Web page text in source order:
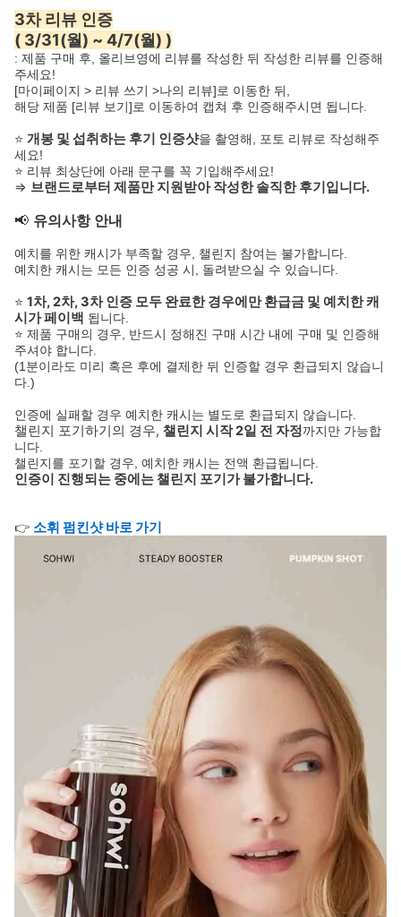
3차 리뷰 인증
( 3/31(월) ~ 4/7(월) )
: 제품 구매 후, 올리브영에 리뷰를 작성한 뒤 작성한 리뷰를 인증해
주세요!
[마이페이지 > 리뷰 쓰기 >나의 리뷰]로 이동한 뒤,
해당 제품 [리뷰 보기]로 이동하여 캡쳐 후 인증해주시면 됩니다.
⭐ 개봉 및 섭취하는 후기 인증샷을 촬영해, 포토 리뷰로 작성해주
세요!
⭐ 리뷰 최상단에 아래 문구를 꼭 기입해주세요!
⇒ 브랜드로부터 제품만 지원받아 작성한 솔직한 후기입니다.
📢 유의사항 안내
예치를 위한 캐시가 부족할 경우, 챌린지 참여는 불가합니다.
예치한 캐시는 모든 인증 성공 시, 돌려받으실 수 있습니다.
⭐ 1차, 2차, 3차 인증 모두 완료한 경우에만 환급금 및 예치한 캐
시가 페이백 됩니다.
⭐ 제품 구매의 경우, 반드시 정해진 구매 시간 내에 구매 및 인증해
주셔야 합니다.
(1분이라도 미리 혹은 후에 결제한 뒤 인증할 경우 환급되지 않습니
다.)
인증에 실패할 경우 예치한 캐시는 별도로 환급되지 않습니다.
챌린지 포기하기의 경우, 챌린지 시작 2일 전 자정까지만 가능합
니다.
챌린지를 포기할 경우, 예치한 캐시는 전액 환급됩니다.
인증이 진행되는 중에는 챌린지 포기가 불가합니다.
👉 소휘 펌킨샷 바로 가기